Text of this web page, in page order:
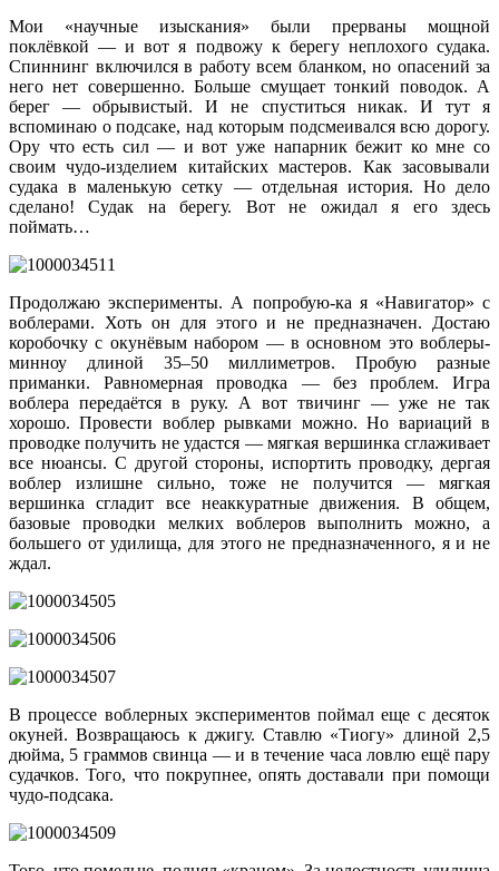
Мои «научные изыскания» были прерваны мощной
поклёвкой — и вот я подвожу к берегу неплохого судака.
Спиннинг включился в работу всем бланком, но опасений за
него нет совершенно. Больше смущает тонкий поводок. А
берег — обрывистый. И не спуститься никак. И тут я
вспоминаю о подсаке, над которым подсмеивался всю дорогу.
Ору что есть сил — и вот уже напарник бежит ко мне со
своим чудо-изделием китайских мастеров. Как засовывали
судака в маленькую сетку — отдельная история. Но дело
сделано! Судак на берегу. Вот не ожидал я его здесь
поймать…
Продолжаю эксперименты. А попробую-ка я «Навигатор» с
воблерами. Хоть он для этого и не предназначен. Достаю
коробочку с окунёвым набором — в основном это воблеры-
минноу длиной 35–50 миллиметров. Пробую разные
приманки. Равномерная проводка — без проблем. Игра
воблера передаётся в руку. А вот твичинг — уже не так
хорошо. Провести воблер рывками можно. Но вариаций в
проводке получить не удастся — мягкая вершинка сглаживает
все нюансы. С другой стороны, испортить проводку, дергая
воблер излишне сильно, тоже не получится — мягкая
вершинка сгладит все неаккуратные движения. В общем,
базовые проводки мелких воблеров выполнить можно, а
большего от удилища, для этого не предназначенного, я и не
ждал.
В процессе воблерных экспериментов поймал еще с десяток
окуней. Возвращаюсь к джигу. Ставлю «Тиогу» длиной 2,5
дюйма, 5 граммов свинца — и в течение часа ловлю ещё пару
судачков. Того, что покрупнее, опять доставали при помощи
чудо-подсака.